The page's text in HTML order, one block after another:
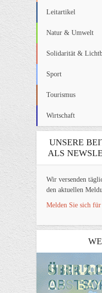
Leitartikel
Natur & Umwelt
Solidarität &
Sport
Tourismus
Wirtschaft
UNSERE
ALS
Wir versenden
den aktuellen
Melden Sie sich